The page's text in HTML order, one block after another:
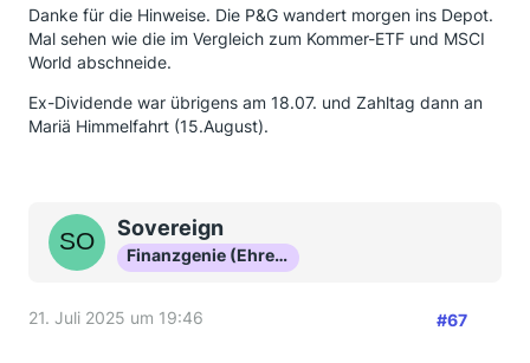
Danke für die Hinweise. Die P&G wandert morgen ins Depot.
Mal sehen wie die im Vergleich zum Kommer-ETF und MSCI
World abschneide.
Ex-Dividende war übrigens am 18.07. und Zahltag dann an
Mariä Himmelfahrt (15.August).
Sovereign
Finanzgenie (Ehrenmitglied)
21. Juli 2025 um 19:46 #67